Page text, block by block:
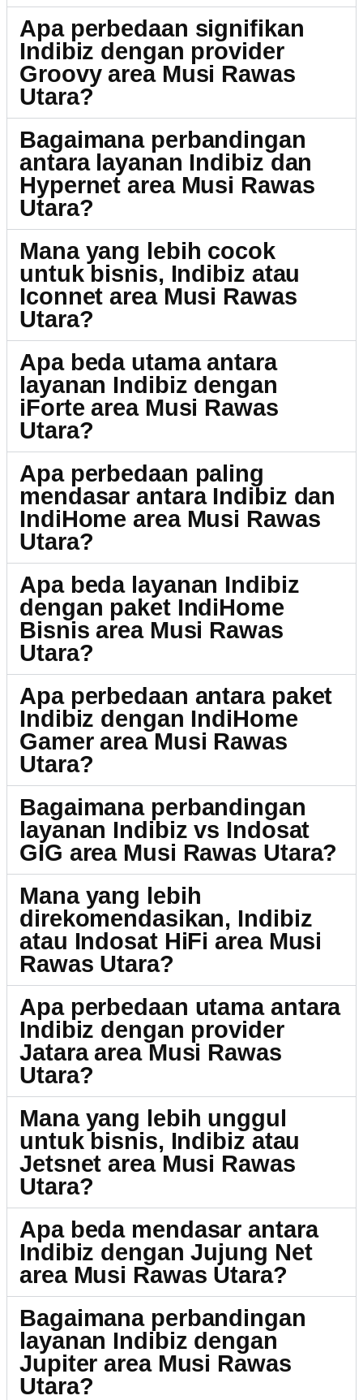
Apa perbedaan signifikan
Indibiz dengan provider
Groovy area Musi Rawas
Utara?
Bagaimana perbandingan
antara layanan Indibiz dan
Hypernet area Musi Rawas
Utara?
Mana yang lebih cocok
untuk bisnis, Indibiz atau
Iconnet area Musi Rawas
Utara?
Apa beda utama antara
layanan Indibiz dengan
iForte area Musi Rawas
Utara?
Apa perbedaan paling
mendasar antara Indibiz dan
IndiHome area Musi Rawas
Utara?
Apa beda layanan Indibiz
dengan paket IndiHome
Bisnis area Musi Rawas
Utara?
Apa perbedaan antara paket
Indibiz dengan IndiHome
Gamer area Musi Rawas
Utara?
Bagaimana perbandingan
layanan Indibiz vs Indosat
GIG area Musi Rawas Utara?
Mana yang lebih
direkomendasikan, Indibiz
atau Indosat HiFi area Musi
Rawas Utara?
Apa perbedaan utama antara
Indibiz dengan provider
Jatara area Musi Rawas
Utara?
Mana yang lebih unggul
untuk bisnis, Indibiz atau
Jetsnet area Musi Rawas
Utara?
Apa beda mendasar antara
Indibiz dengan Jujung Net
area Musi Rawas Utara?
Bagaimana perbandingan
layanan Indibiz dengan
Jupiter area Musi Rawas
Utara?